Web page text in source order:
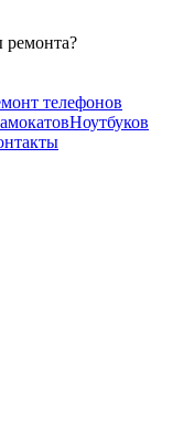
ремонта?
телефонов
Ноутбуков